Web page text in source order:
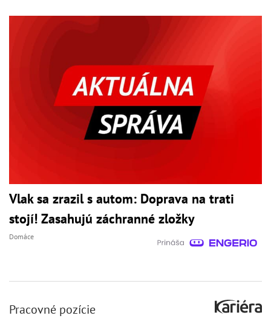
Vlak sa zrazil s autom: Doprava na trati
stojí! Zasahujú záchranné zložky
Domáce
Pracovné pozície